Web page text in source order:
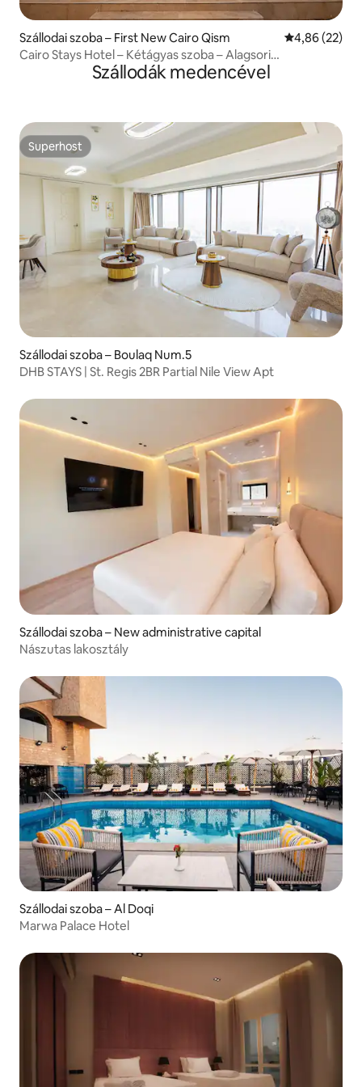
Szállodai szoba – First New Cairo Qism Átlagos
4,86 (22)
Cairo Stays Hotel – Kétágyas szoba – Alagsori
Szállodák medencével
Superhost
Superhost
Szállodai szoba – Boulaq Num.5
DHB STAYS | St. Regis 2BR Partial Nile View Apt
Szállodai szoba – New administrative capital
Nászutas lakosztály
Szállodai szoba – Al Doqi
Marwa Palace Hotel